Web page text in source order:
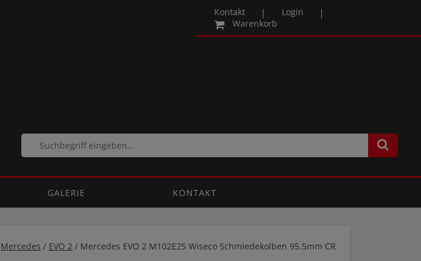
Kontakt
Login
Warenkorb
GALERIE KONTAKT
Mercedes / EVO 2 / Mercedes EVO 2 M102E25 Wiseco Schmiedekolben 95.5mm CR